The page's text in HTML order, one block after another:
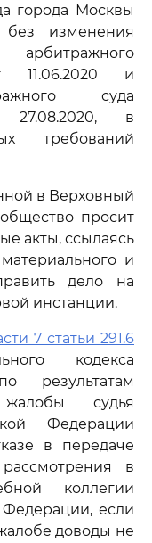
города Москвы
без изменения
арбитражного
11.06.2020 и
суда
27.08.2020, в
требований
в Верховный
просит
акты, ссылаясь
и
дело на
инстанции.
7 статьи 291.6
кодекса
результатам
судья
Федерации
в передаче
в
коллегии
если
доводы не